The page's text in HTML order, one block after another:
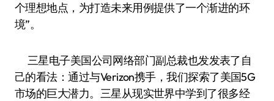
个理想地点，为打造未来用例提供了一个渐进的环
境”。
三星电子美国公司网络部门副总裁也发发表了自
己的看法：通过与Verizon携手，我们探索了美国5G
市场的巨大潜力。三星从现实世界中学到了很多经